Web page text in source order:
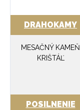
DRAHOKAMY
MESAČNÝ KAMEŇ
KRIŠTÁĽ
POSILNENIE